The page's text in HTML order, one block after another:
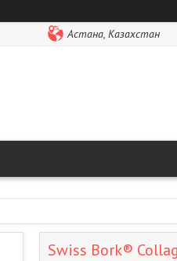
Астана, Казахстан
Swiss Bork®